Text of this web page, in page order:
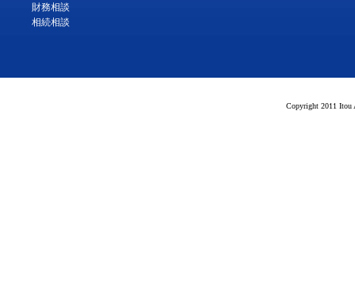
財務相談
相続相談
Copyright 2011 Itou